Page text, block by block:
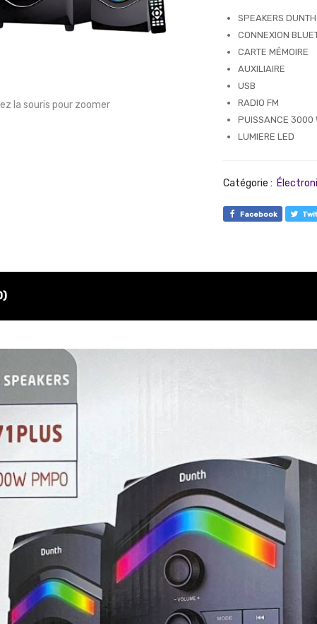
la souris pour zoomer
SPEAKERS
CONNEXION
CARTE MÉMOIRE
AUXILIAIRE
USB
RADIO FM
PUISSANCE 3000
LUMIERE LED
Catégorie :
Facebook